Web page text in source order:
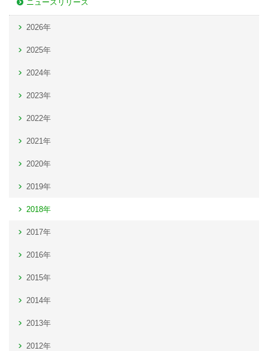
ニュースリリース
2026年
2025年
2024年
2023年
2022年
2021年
2020年
2019年
2018年
2017年
2016年
2015年
2014年
2013年
2012年